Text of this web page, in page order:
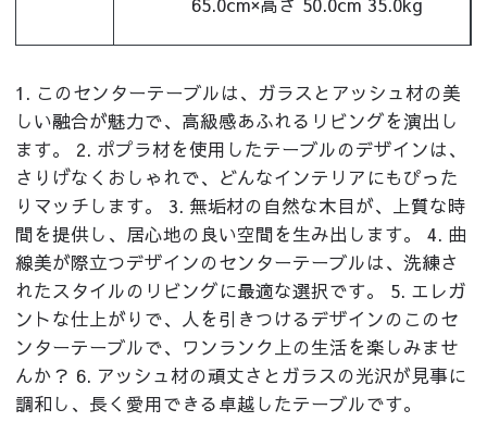
1. このセンターテーブルは、ガラスとアッシュ材の美
しい融合が魅力で、高級感あふれるリビングを演出し
ます。 2. ポプラ材を使用したテーブルのデザインは、
さりげなくおしゃれで、どんなインテリアにもぴった
りマッチします。 3. 無垢材の自然な木目が、上質な時
間を提供し、居心地の良い空間を生み出します。 4. 曲
線美が際立つデザインのセンターテーブルは、洗練さ
れたスタイルのリビングに最適な選択です。 5. エレガ
ントな仕上がりで、人を引きつけるデザインのこのセ
ンターテーブルで、ワンランク上の生活を楽しみませ
んか？ 6. アッシュ材の頑丈さとガラスの光沢が見事に
調和し、長く愛用できる卓越したテーブルです。